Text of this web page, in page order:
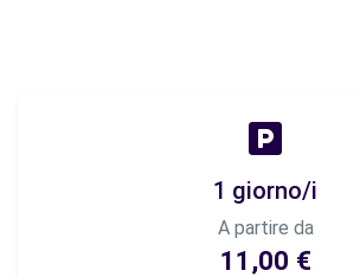
1 giorno/i
A partire da
11,00 €